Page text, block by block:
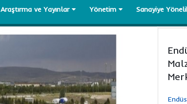
Araştırma ve Yayınlar Yönetim Sanayiye